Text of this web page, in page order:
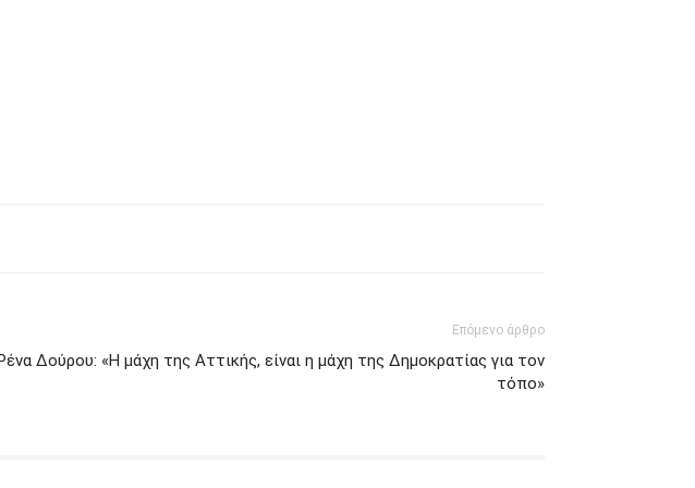
Επόμενο άρθρο
Δούρου: «Η μάχη της Αττικής, είναι η μάχη της Δημοκρατίας για τον
τόπο»